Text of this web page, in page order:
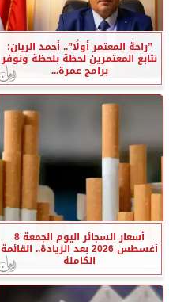
”راحة المعتمر أولًا”.. أحمد الريان:
نتابع المعتمرين لحظة بلحظة ونوفر
برامج عمرة...
أسعار السجائر اليوم الجمعة 8
أغسطس 2026 بعد الزيادة.. القائمة
الكاملة